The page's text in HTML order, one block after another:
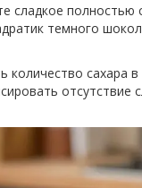
сладкое полностью
темного
количество сахара
отсутствие